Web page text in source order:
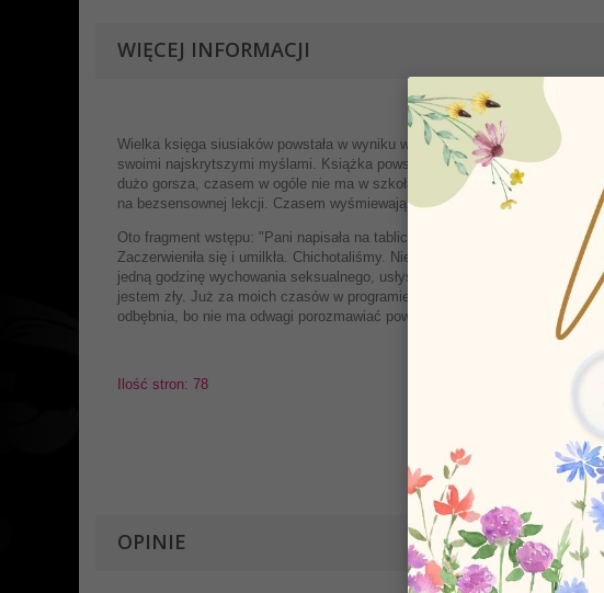
WIĘCEJ INFORMACJI
Wielka księga siusiaków powstała w wyniku wizyt autorów w szkołach i
swoimi najskrytszymi myślami. Książka powstała w odpowiedzi na
dużo gorsza, czasem w ogóle nie ma w szkołach podstawowych zajęć na
na bezsensownej lekcji. Czasem wyśmiewają nauczyciela, który nie ma
Oto fragment wstępu: "Pani napisała na tablicy dwa słowa: penis i wagina.
Zaczerwieniła się i umilkła. Chichotaliśmy. Nie padło ani jedno rozsądne
jedną godzinę wychowania seksualnego, usłyszeliśmy w odpowiedzi, że
jestem zły. Już za moich czasów w programie nauczania było
odbębnia, bo nie ma odwagi porozmawiać poważnie o tak drażliwych
Ilość stron: 78
OPINIE